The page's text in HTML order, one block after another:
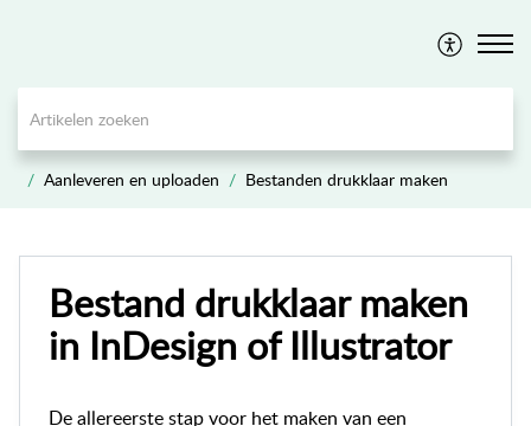
Aanleveren en uploaden Bestanden drukklaar maken
Bestand drukklaar maken
in InDesign of Illustrator
De allereerste stap voor het maken van een